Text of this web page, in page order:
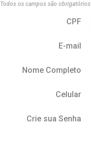
Todos os campos são obrigatórios
CPF
E-mail
Nome Completo
Celular
Crie sua Senha